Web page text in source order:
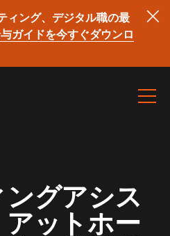
ィング、デジタル職の最
ガイドを今すぐダウンロ
グアシス
ットホー